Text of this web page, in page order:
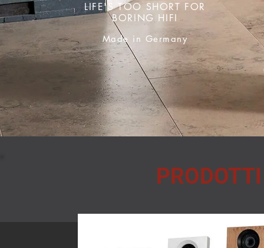
LIFE'S TOO SHORT FOR
BORING HIFI
Made in Germany